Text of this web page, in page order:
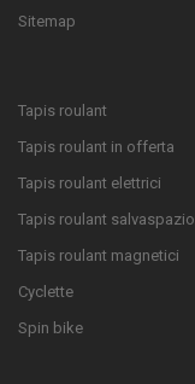
Sitemap
Tapis roulant
Tapis roulant in offerta
Tapis roulant elettrici
Tapis roulant salvaspazio
Tapis roulant magnetici
Cyclette
Spin bike